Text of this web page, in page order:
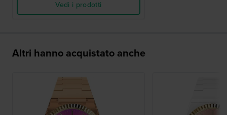
Vedi i prodotti
Altri hanno acquistato anche